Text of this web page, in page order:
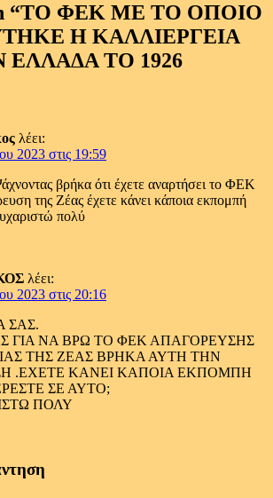
“ΤΟ ΦΕΚ ΜΕ ΤΟ ΟΠΟΙΟ
Η ΚΑΛΛΙΕΡΓΕΙΑ
ΤΟ 1926
λέει:
2023 στις 19:59
βρήκα ότι έχετε αναρτήσει το ΦΕΚ
της Ζέας έχετε κάνει κάποια εκπομπή
πολύ
λέει:
2023 στις 20:16
ΣΑΣ.
ΓΙΑ ΝΑ ΒΡΩ ΤΟ ΦΕΚ ΑΠΑΓΟΡΕΥΣΗΣ
ΤΗΣ ΖΕΑΣ ΒΡΗΚΑ ΑΥΤΗ ΤΗΝ
.ΕΧΕΤΕ ΚΑΝΕΙ ΚΑΠΟΙΑ ΕΚΠΟΜΠΗ
ΣΕ ΑΥΤΟ;
ΠΟΛΥ